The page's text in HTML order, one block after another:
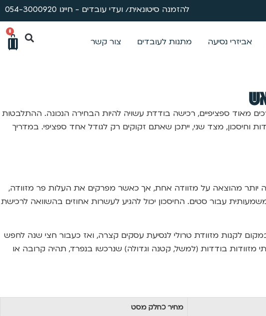
להזמנה סיטונאית/ ועדי עובדים - חייגו 054-3000920
אביזרי נסיעה מתנות לעובדים צור קשר
0
מאוד ספציפיים, רכישה בודדת עשויה להיות הבחירה הנכונה. ההתלבטות
מצד שני, ייתכן שאתם זקוקים רק לגודל אחד ספציפי. במדריך
יותר מהוצאה על מזוודה אחת, אך כאשר מפרקים את העלות פר מזוודה,
עבור סטים. החיסכון יכול להגיע לעשרות אחוזים בהשוואה לרכישת
לקנות מזוודת טרולי לנסיעת עסקים קצרה, ואז כעבור חצי שנה לחפש
בודדות (למשל, קטנה וגדולה) שנרכשו בנפרד, תהיה קרובה או
מחיר כחלק מסט